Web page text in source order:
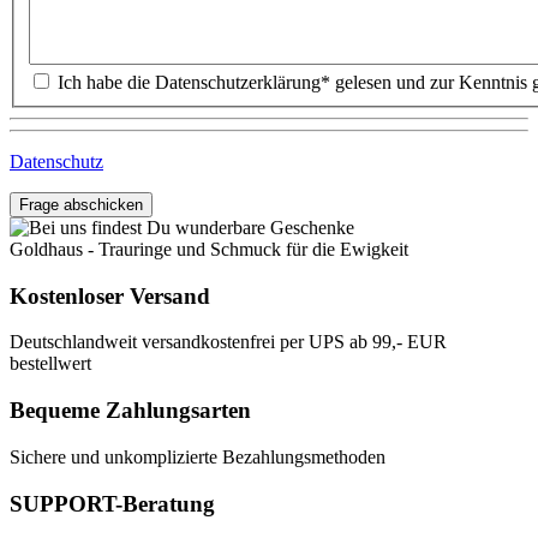
Datenschutz
Frage abschicken
Goldhaus - Trauringe und Schmuck für die Ewigkeit
Kostenloser Versand
Deutschlandweit versandkostenfrei per UPS ab 99,- EUR
bestellwert
Bequeme Zahlungsarten
Sichere und unkomplizierte Bezahlungsmethoden
SUPPORT-Beratung